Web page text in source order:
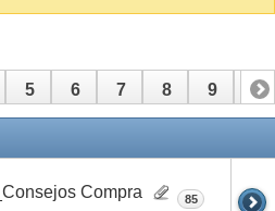
5 6 7 8 9 10
Compra 85